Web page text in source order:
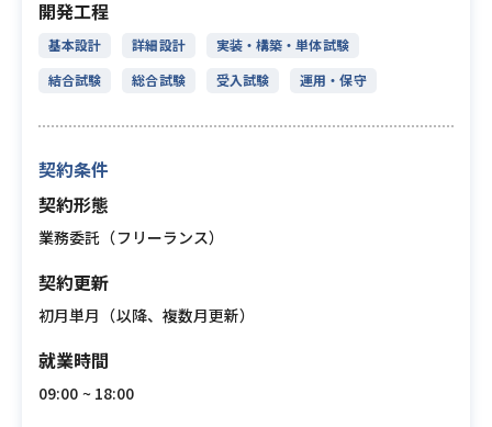
開発工程
基本設計 詳細設計
実装・構築・単体試験
結合試験
総合試験 受入試験 運用・保守
契約条件
契約形態
業務委託（フリーランス）
契約更新
初月単月（以降、複数月更新）
就業時間
09:00 ~ 18:00